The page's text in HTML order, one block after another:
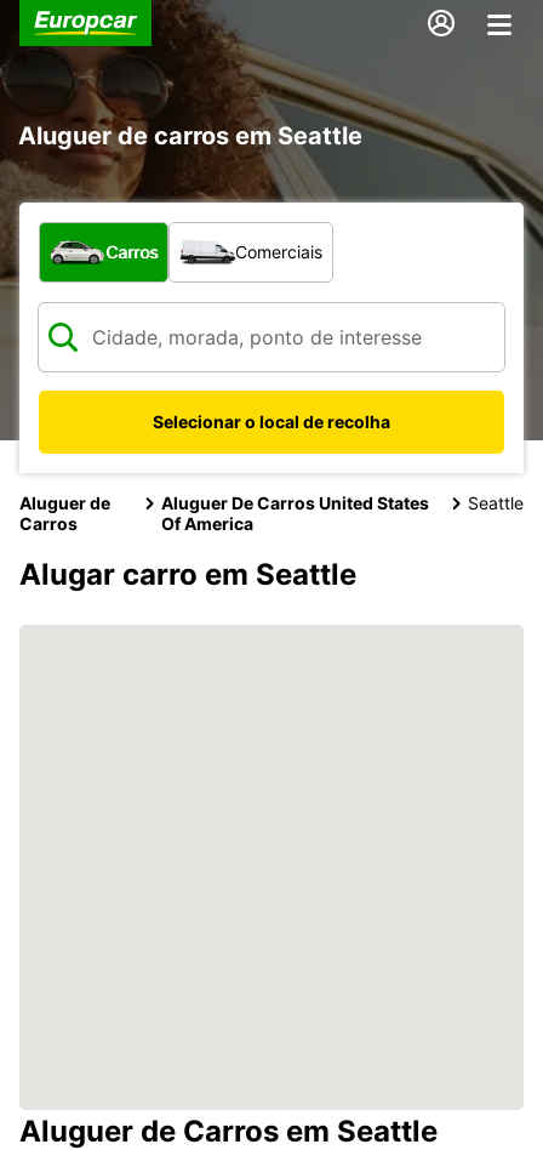
Aluguer de carros em Seattle
Que tipo de veículo pretende?
Carros Comerciais
Selecionar o local de recolha
Aluguer de
Carros
Aluguer De Carros United States
Of America
Seattle
Alugar carro em Seattle
Aluguer de Carros em Seattle